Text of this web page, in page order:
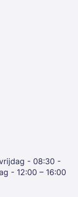
- 08:30 -
- 12:00 – 16:00